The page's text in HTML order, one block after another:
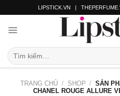
LIPSTICK.VN |
TRANG CHỦ / SHOP / SẢN
CHANEL ROUGE ALLURE